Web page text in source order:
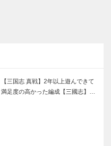
【三国志 真戦】2年以上遊んできて
満足度の高かった編成【三國志】…